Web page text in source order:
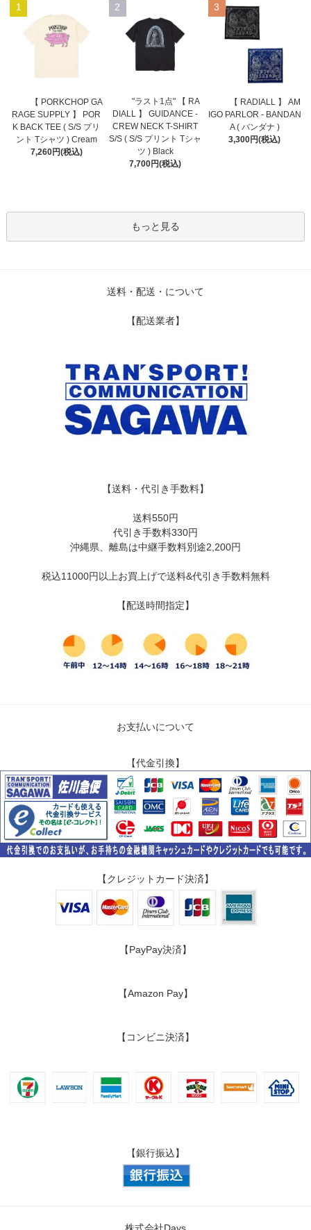
1
【 PORKCHOP GA
RAGE SUPPLY 】 POR
K BACK TEE ( S/S プリ
ント Tシャツ ) Cream
7,260円(税込)
2
"ラスト1点" 【 RA
DIALL 】 GUIDANCE -
CREW NECK T-SHIRT
S/S ( S/S プリント Tシャ
ツ ) Black
7,700円(税込)
3
【 RADIALL 】 AM
IGO PARLOR - BANDAN
A ( バンダナ )
3,300円(税込)
もっと見る
送料・配送・について
【配送業者】
【送料・代引き手数料】
送料550円
代引き手数料330円
沖縄県、離島は中継手数料別途2,200円
税込11000円以上お買上げで送料&代引き手数料無料
【配送時間指定】
お支払いについて
【代金引換】
【クレジットカード決済】
【PayPay決済】
【Amazon Pay】
【コンビニ決済】
【銀行振込】
株式会社Days